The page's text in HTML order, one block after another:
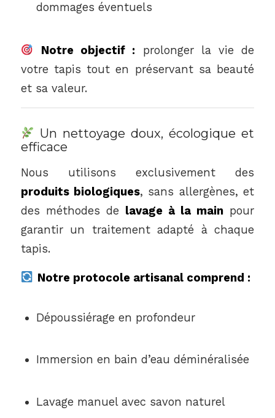
dommages éventuels
Notre objectif : prolonger la vie de
votre tapis tout en préservant sa beauté
et sa valeur.
Un nettoyage doux, écologique et
efficace
Nous utilisons exclusivement des
produits biologiques, sans allergènes, et
des méthodes de lavage à la main pour
garantir un traitement adapté à chaque
tapis.
Notre protocole artisanal comprend :
Dépoussiérage en profondeur
Immersion en bain d’eau déminéralisée
Lavage manuel avec savon naturel